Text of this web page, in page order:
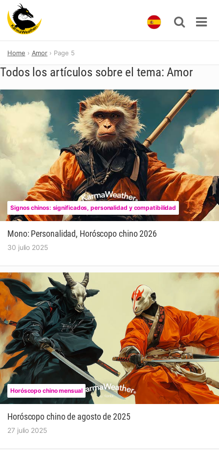
content
Home Amor Page 5
Todos los artículos sobre el tema: Amor
Signos chinos: significados, personalidad y compatibilidad
Mono: Personalidad, Horóscopo chino 2026
30 julio 2025
Horóscopo chino mensual
Horóscopo chino de agosto de 2025
27 julio 2025